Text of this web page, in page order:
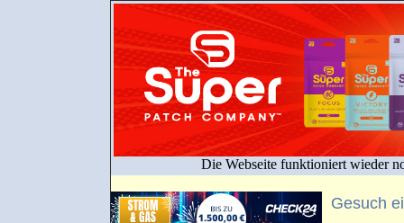
Die Webseite funktioniert wieder
Gesuch